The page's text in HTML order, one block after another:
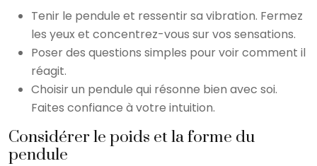
Tenir le pendule et ressentir sa vibration. Fermez
les yeux et concentrez-vous sur vos sensations.
Poser des questions simples pour voir comment il
réagit.
Choisir un pendule qui résonne bien avec soi.
Faites confiance à votre intuition.
Considérer le poids et la forme du
pendule